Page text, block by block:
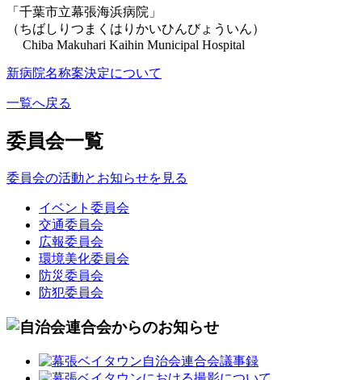
「千葉市立幕張海浜病院」
（ちばしりつまくはりかいひんびょういん）
Chiba Makuhari Kaihin Municipal Hospital
新病院名称案決定について
一覧へ戻る
委員会一覧
委員会の活動とお知らせを見る
イベント委員会
交通委員会
広報委員会
環境美化委員会
防災委員会
防犯委員会